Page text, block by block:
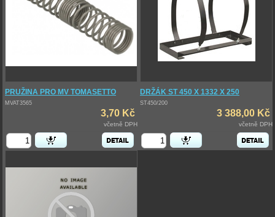
PRUŽINA PRO MV TOMASETTO
MVAT3565
3,70 Kč
včetně DPH
DRŽÁK ST 450 X 1332 X 250
ST450/200
3 388,00 Kč
včetně DPH